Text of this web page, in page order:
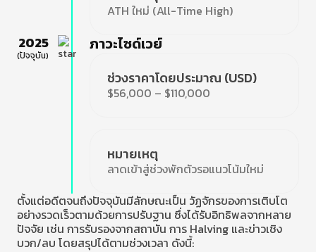
ATH ใหม่ (All-Time High)
2025
(ปัจจุบัน)
ภาวะไซด์เวย์
ช่วงราคาโดยประมาณ (USD)
$56,000 – $110,000
หมายเหตุ
ลาดเข้าสู่ช่วงพักตัวรอแนวโน้มใหม่
ตั้งแต่อดีตจนถึงปัจจุบันมีลักษณะเป็น วัฏจักรของการเติบโต
อย่างรวดเร็วตามด้วยการปรับฐาน ซึ่งได้รับอิทธิพลจากหลาย
ปัจจัย เช่น การรับรองจากสถาบัน การ Halving และข่าวเชิง
บวก/ลบ โดยสรุปได้ตามช่วงเวลา ดังนี้: